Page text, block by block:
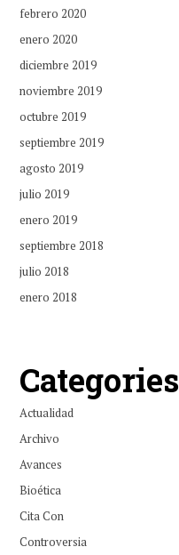
febrero 2020
enero 2020
diciembre 2019
noviembre 2019
octubre 2019
septiembre 2019
agosto 2019
julio 2019
enero 2019
septiembre 2018
julio 2018
enero 2018
Categories
Actualidad
Archivo
Avances
Bioética
Cita Con
Controversia